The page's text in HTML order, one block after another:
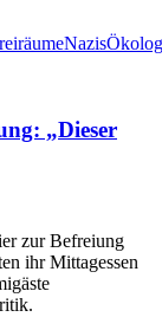
Nazis
„Dieser
zur Befreiung
ihr Mittagessen